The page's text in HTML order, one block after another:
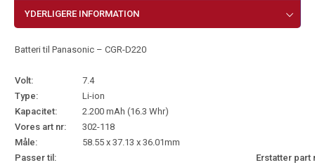
YDERLIGERE INFORMATION
Batteri til Panasonic – CGR-D220
Volt:
7.4
Type:
Li-ion
Kapacitet:
2.200 mAh (16.3 Whr)
Vores art nr:
302-118
Måle:
58.55 x 37.13 x 36.01mm
Passer til:
Erstatter part